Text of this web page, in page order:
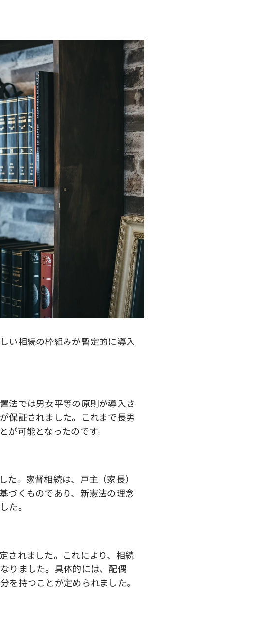
い相続の枠組みが暫定的に導入
法では男女平等の原則が導入さ
保証されました。これまで長男
可能となったのです。
。家督相続は、戸主（家長）
づくものであり、新憲法の理念
た。
されました。これにより、相続
りました。具体的には、配偶
を持つことが定められました。